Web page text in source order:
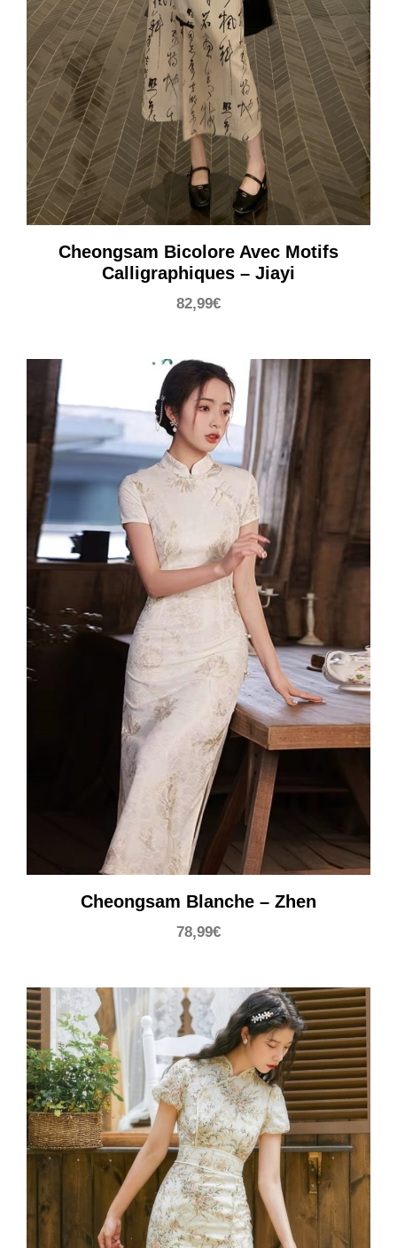
Cheongsam Bicolore Avec Motifs
Calligraphiques – Jiayi
82,99€
Cheongsam Blanche – Zhen
78,99€